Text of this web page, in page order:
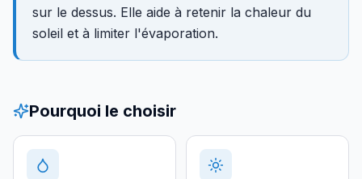
sur le dessus. Elle aide à retenir la chaleur du
soleil et à limiter l'évaporation.
Pourquoi le choisir